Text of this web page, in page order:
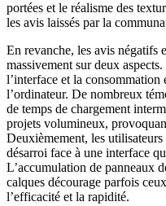
portées et le réalisme des
les avis laissés par la
En revanche, les avis négatifs
massivement sur deux
l’interface et la consommation
l’ordinateur. De nombreux
de temps de chargement
projets volumineux,
Deuxièmement, les
désarroi face à une interface
L’accumulation de panneaux
calques décourage parfois
l’efficacité et la rapidité.